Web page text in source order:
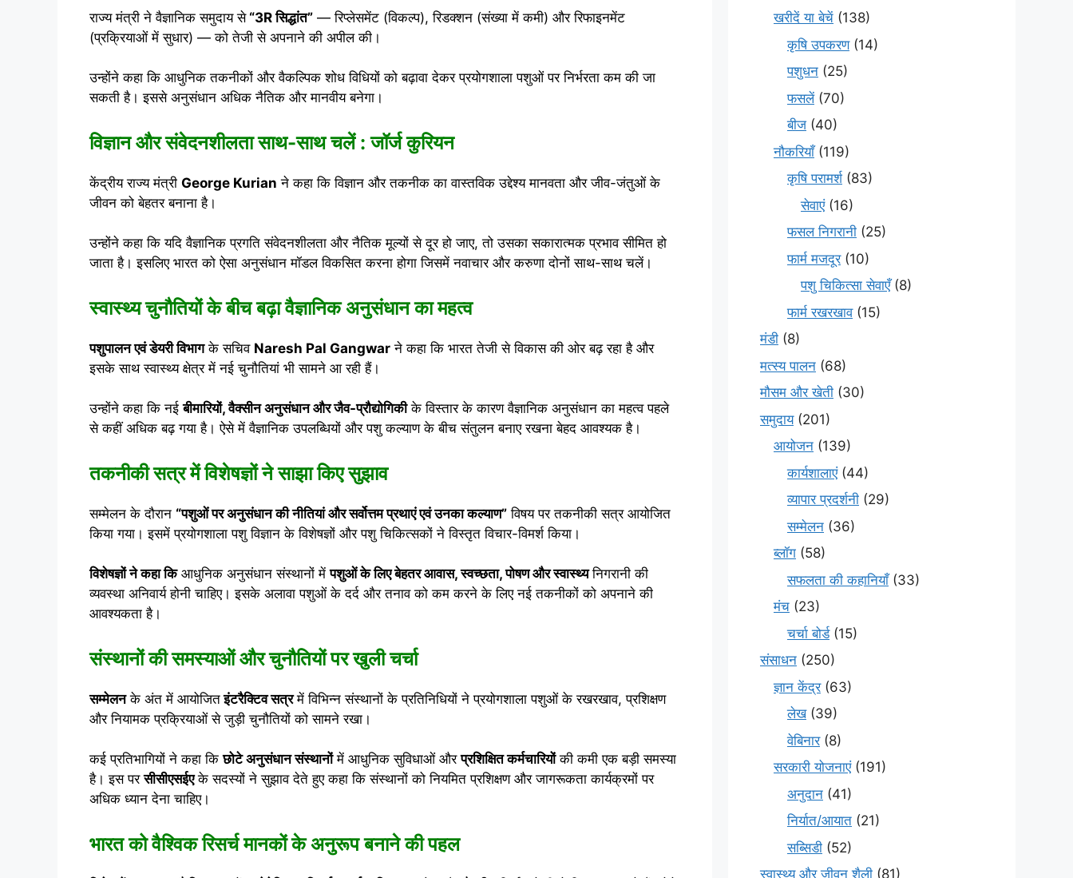
राज्य मंत्री ने वैज्ञानिक समुदाय से“3R सिद्धांत” — रिप्लेसमेंट (विकल्प), रिडक्शन (संख्या में कमी) और रिफाइनमेंट
(प्रक्रियाओं में सुधार) — को तेजी से अपनाने की अपील की।
उन्होंने कहा कि आधुनिक तकनीकों और वैकल्पिक शोध विधियों को बढ़ावा देकर प्रयोगशाला पशुओं पर निर्भरता कम की जा
सकती है। इससे अनुसंधान अधिक नैतिक और मानवीय बनेगा।
विज्ञान और संवेदनशीलता साथ-साथ चलें : जॉर्ज कुरियन
केंद्रीय राज्य मंत्री George Kurian ने कहा कि विज्ञान और तकनीक का वास्तविक उद्देश्य मानवता और जीव-जंतुओं के
जीवन को बेहतर बनाना है।
उन्होंने कहा कि यदि वैज्ञानिक प्रगति संवेदनशीलता और नैतिक मूल्यों से दूर हो जाए, तो उसका सकारात्मक प्रभाव सीमित हो
जाता है। इसलिए भारत को ऐसा अनुसंधान मॉडल विकसित करना होगा जिसमें नवाचार और करुणा दोनों साथ-साथ चलें।
स्वास्थ्य चुनौतियों के बीच बढ़ा वैज्ञानिक अनुसंधान का महत्व
पशुपालन एवं डेयरी विभागके सचिव Naresh Pal Gangwar ने कहा कि भारत तेजी से विकास की ओर बढ़ रहा है और
इसके साथ स्वास्थ्य क्षेत्र में नई चुनौतियां भी सामने आ रही हैं।
उन्होंने कहा कि नईबीमारियों, वैक्सीन अनुसंधान और जैव-प्रौद्योगिकीके विस्तार के कारण वैज्ञानिक अनुसंधान का महत्व पहले
से कहीं अधिक बढ़ गया है। ऐसे में वैज्ञानिक उपलब्धियों और पशु कल्याण के बीच संतुलन बनाए रखना बेहद आवश्यक है।
तकनीकी सत्र में विशेषज्ञों ने साझा किए सुझाव
सम्मेलन के दौरान “पशुओं पर अनुसंधान की नीतियां और सर्वोत्तम प्रथाएं एवं उनका कल्याण” विषय पर तकनीकी सत्र आयोजित
किया गया। इसमें प्रयोगशाला पशु विज्ञान के विशेषज्ञों और पशु चिकित्सकों ने विस्तृत विचार-विमर्श किया।
विशेषज्ञों ने कहा किआधुनिक अनुसंधान संस्थानों मेंपशुओं के लिए बेहतर आवास, स्वच्छता, पोषण और स्वास्थ्यनिगरानी की
व्यवस्था अनिवार्य होनी चाहिए। इसके अलावा पशुओं के दर्द और तनाव को कम करने के लिए नई तकनीकों को अपनाने की
आवश्यकता है।
संस्थानों की समस्याओं और चुनौतियों पर खुली चर्चा
सम्मेलनके अंत में आयोजितइंटरैक्टिव सत्रमें विभिन्न संस्थानों के प्रतिनिधियों ने प्रयोगशाला पशुओं के रखरखाव, प्रशिक्षण
और नियामक प्रक्रियाओं से जुड़ी चुनौतियों को सामने रखा।
कई प्रतिभागियों ने कहा किछोटे अनुसंधान संस्थानोंमें आधुनिक सुविधाओं औरप्रशिक्षित कर्मचारियोंकी कमी एक बड़ी समस्या
है। इस परसीसीएसईएके सदस्यों ने सुझाव देते हुए कहा कि संस्थानों को नियमित प्रशिक्षण और जागरूकता कार्यक्रमों पर
अधिक ध्यान देना चाहिए।
भारत को वैश्विक रिसर्च मानकों के अनुरूप बनाने की पहल
खरीदें या बेचें (138)
कृषि उपकरण(14)
पशुधन (25)
फसलें(70)
बीज (40)
नौकरियाँ(119)
कृषि परामर्श(83)
सेवाएं(16)
फसल निगरानी (25)
फार्म मजदूर(10)
पशु चिकित्सा सेवाएँ(8)
फार्म रखरखाव(15)
मंडी (8)
मत्स्य पालन (68)
मौसम और खेती (30)
समुदाय(201)
आयोजन (139)
कार्यशालाएं(44)
व्यापार प्रदर्शनी (29)
सम्मेलन (36)
ब्लॉग (58)
सफलता की कहानियाँ(33)
मंच (23)
चर्चा बोर्ड(15)
संसाधन (250)
ज्ञान केंद्र(63)
लेख(39)
वेबिनार(8)
सरकारी योजनाएं(191)
अनुदान (41)
निर्यात/आयात (21)
सब्सिडी (52)
स्वास्थ्य और जीवन शैली (81)